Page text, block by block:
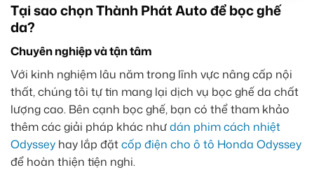
Tại sao chọn Thành Phát Auto để bọc ghế
da?
Chuyên nghiệp và tận tâm
Với kinh nghiệm lâu năm trong lĩnh vực nâng cấp nội
thất, chúng tôi tự tin mang lại dịch vụ bọc ghế da chất
lượng cao. Bên cạnh bọc ghế, bạn có thể tham khảo
thêm các giải pháp khác nhưdán phim cách nhiệt
Odyssey hay lắp đặtcốp điện cho ô tô Honda Odyssey
để hoàn thiện tiện nghi.